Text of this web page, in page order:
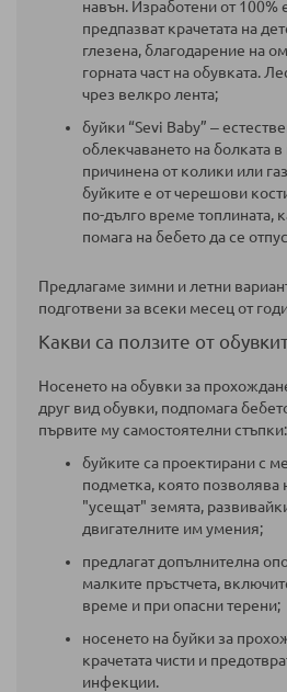
навън. Изработени от 100%
предпазват крачетата на
глезена, благодарение на
горната част на обувката.
чрез велкро лента;
буйки “Sevi Baby” ‒
облекчаването на болката
причинена от колики или
буйките е от черешови
по-дълго време топлината,
помага на бебето да се
Предлагаме зимни и летни
подготвени за всеки месец от
Какви са ползите от
Носенето на обувки за
друг вид обувки, подпомага
първите му самостоятелни стъпки:
буйките са проектирани с
подметка, която позволява
"усещат" земята,
двигателните им умения;
предлагат допълнителна
малките пръстчета,
време и при опасни терени;
носенето на буйки за
крачетата чисти и
инфекции.